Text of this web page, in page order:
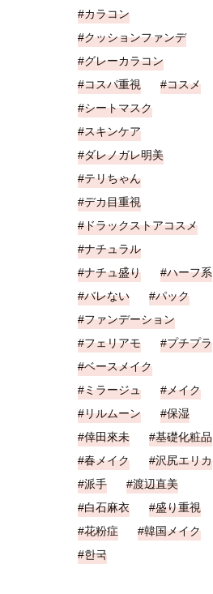
カラコン
クッションファンデ
グレーカラコン
コスパ重視
コスメ
シートマスク
スキンケア
ダレノガレ明美
テリちゃん
デカ目重視
ドラックストアコスメ
ナチュラル
ナチュ盛り
ハーフ系
バレない
パック
ファンデーション
フェリアモ
プチプラ
ベースメイク
ミラージュ
メイク
リルムーン
保湿
倖田來未
基礎化粧品
春メイク
沢尻エリカ
派手
渡辺直美
白石麻衣
盛り重視
花粉症
韓国メイク
한국